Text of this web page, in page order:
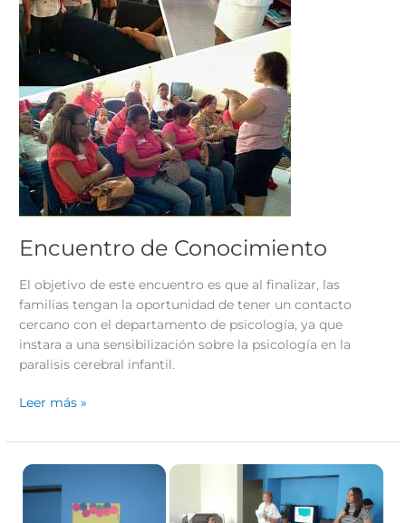
Encuentro de Conocimiento
El objetivo de este encuentro es que al finalizar, las
familias tengan la oportunidad de tener un contacto
cercano con el departamento de psicología, ya que
instara a una sensibilización sobre la psicología en la
paralisis cerebral infantil.
Leer más »
Apoyo
Colectivo
Psicóloga